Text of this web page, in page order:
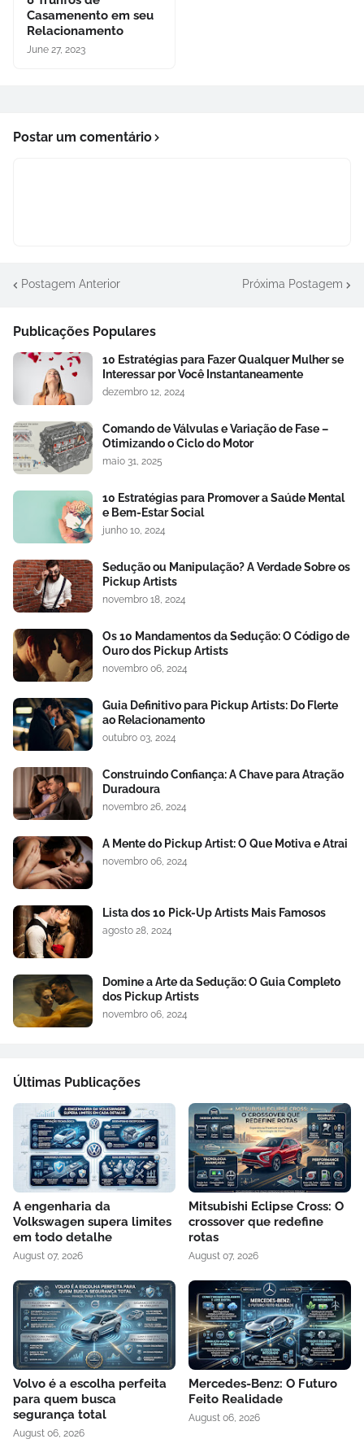
Casamenento em seu
Relacionamento
June 27, 2023
Postar um comentário
Postagem Anterior Próxima Postagem
Publicações Populares
10 Estratégias para Fazer Qualquer Mulher se
Interessar por Você Instantaneamente
dezembro 12, 2024
Comando de Válvulas e Variação de Fase –
Otimizando o Ciclo do Motor
maio 31, 2025
10 Estratégias para Promover a Saúde Mental
e Bem-Estar Social
junho 10, 2024
Sedução ou Manipulação? A Verdade Sobre os
Pickup Artists
novembro 18, 2024
Os 10 Mandamentos da Sedução: O Código de
Ouro dos Pickup Artists
novembro 06, 2024
Guia Definitivo para Pickup Artists: Do Flerte
ao Relacionamento
outubro 03, 2024
Construindo Confiança: A Chave para Atração
Duradoura
novembro 26, 2024
A Mente do Pickup Artist: O Que Motiva e Atrai
novembro 06, 2024
Lista dos 10 Pick-Up Artists Mais Famosos
agosto 28, 2024
Domine a Arte da Sedução: O Guia Completo
dos Pickup Artists
novembro 06, 2024
Últimas Publicações
A engenharia da
Volkswagen supera limites
em todo detalhe
August 07, 2026
Mitsubishi Eclipse Cross: O
crossover que redefine
rotas
August 07, 2026
Volvo é a escolha perfeita
para quem busca
segurança total
August 06, 2026
Mercedes-Benz: O Futuro
Feito Realidade
August 06, 2026